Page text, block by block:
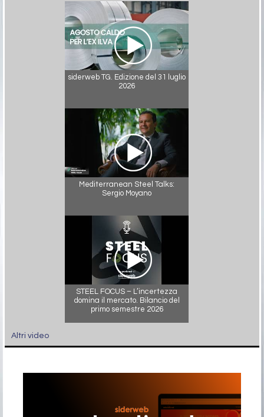
siderweb TG. Edizione del 31 luglio
2026
Mediterranean Steel Talks:
Sergio Moyano
STEEL FOCUS – L’incertezza
domina il mercato. Bilancio del
primo semestre 2026
Altri video